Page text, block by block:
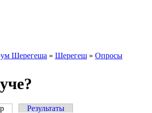
Шерегеша » Шерегеш » Опросы
(активная вкладка)
Результаты